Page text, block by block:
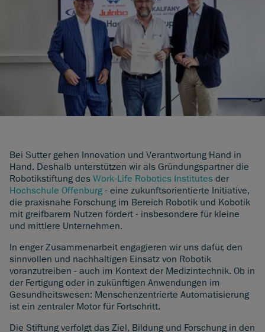
Bei Sutter gehen Innovation und Verantwortung Hand in
Hand. Deshalb unterstützen wir als Gründungspartner die
Robotikstiftung des Work-Life Robotics Institutes der
Hochschule Offenburg - eine zukunftsorientierte Initiative,
die praxisnahe Forschung im Bereich Robotik und Kobotik
mit greifbarem Nutzen fördert - insbesondere für kleine
und mittlere Unternehmen.
In enger Zusammenarbeit engagieren wir uns dafür, den
sinnvollen und nachhaltigen Einsatz von Robotik
voranzutreiben - auch im Kontext der Medizintechnik. Ob in
der Fertigung oder in zukünftigen Anwendungen im
Gesundheitswesen: Menschenzentrierte Automatisierung
ist ein zentraler Motor für Fortschritt.
Die Stiftung verfolgt das Ziel, Bildung und Forschung in den